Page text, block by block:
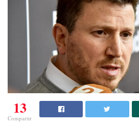
13
Compartir